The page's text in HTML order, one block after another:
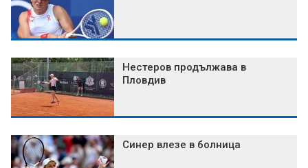
Нестеров продължава в
Пловдив
Синер влезе в болница